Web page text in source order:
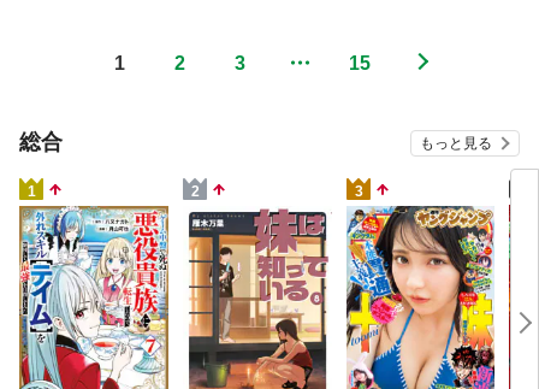
1 2 3 ・・・ 15
総合 もっと見る
1 2 3